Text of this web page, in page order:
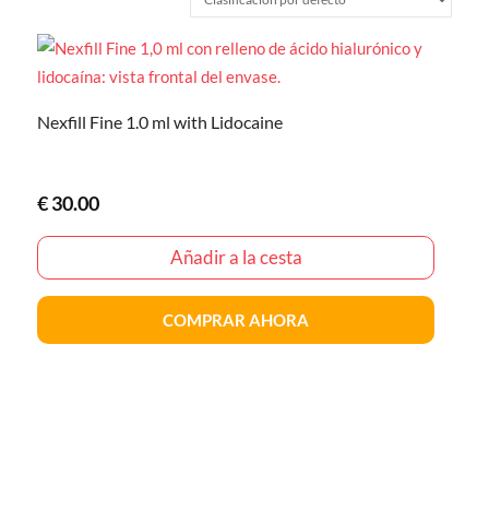
Nexfill Fine 1.0 ml with Lidocaine
€30.00
Añadir a la cesta
COMPRAR AHORA